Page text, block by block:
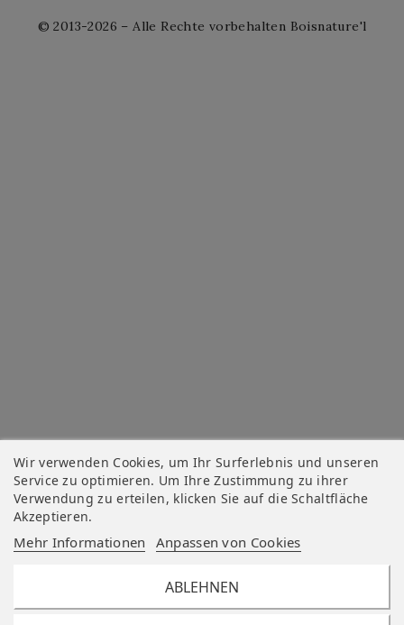
Wir verwenden Cookies, um Ihr Surferlebnis und unseren
Service zu optimieren. Um Ihre Zustimmung zu ihrer
Verwendung zu erteilen, klicken Sie auf die Schaltfläche
Akzeptieren.
Mehr Informationen Anpassen von Cookies
ABLEHNEN
© 2013-2026 – Alle Rechte vorbehalten Boisnature'l